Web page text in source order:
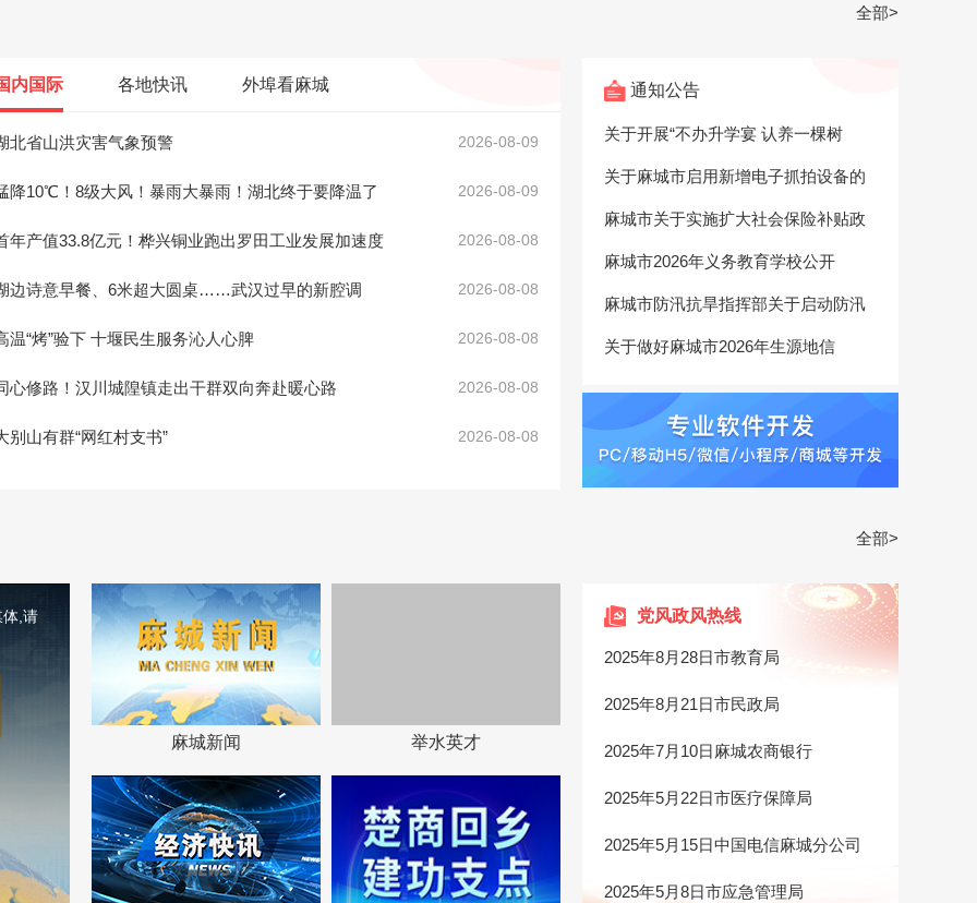
全部>
内国际 各地快讯 外埠看麻城
北省山洪灾害气象预警 2026-08-09
降10℃！8级大风！暴雨大暴雨！湖北终于要降温了 2026-08-09
年产值33.8亿元！桦兴铜业跑出罗田工业发展加速度 2026-08-08
边诗意早餐、6米超大圆桌……武汉过早的新腔调 2026-08-08
温“烤”验下 十堰民生服务沁人心脾 2026-08-08
心修路！汉川城隍镇走出干群双向奔赴暖心路 2026-08-08
别山有群“网红村支书” 2026-08-08
通知公告
关于开展“不办升学宴 认养一棵树
关于麻城市启用新增电子抓拍设备的
麻城市关于实施扩大社会保险补贴政
麻城市2026年义务教育学校公开
麻城市防汛抗旱指挥部关于启动防汛
关于做好麻城市2026年生源地信
全部>
体,请
麻城新闻 举水英才
党风政风热线
2025年8月28日市教育局
2025年8月21日市民政局
2025年7月10日麻城农商银行
2025年5月22日市医疗保障局
2025年5月15日中国电信麻城分公司
2025年5月8日市应急管理局